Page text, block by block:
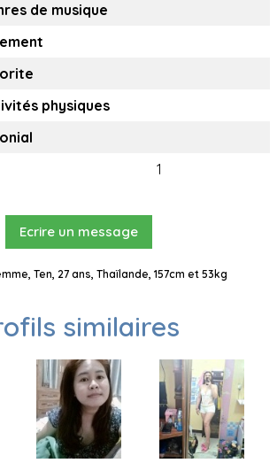
de musique
physiques
1
Ecrire un message
Ten, 27 ans, Thaïlande, 157cm et 53kg
similaires